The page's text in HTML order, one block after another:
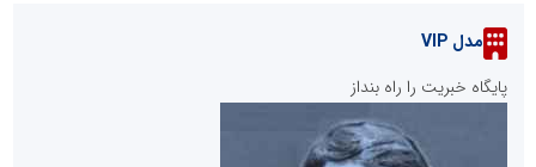
مدل VIP
پایگاه خبریت را راه بنداز